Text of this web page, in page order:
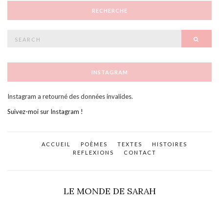
RECHERCHE
INSTAGRAM
Instagram a retourné des données invalides.
Suivez-moi sur Instagram !
ACCUEIL POÈMES TEXTES
HISTOIRES
REFLEXIONS
CONTACT
LE MONDE DE SARAH